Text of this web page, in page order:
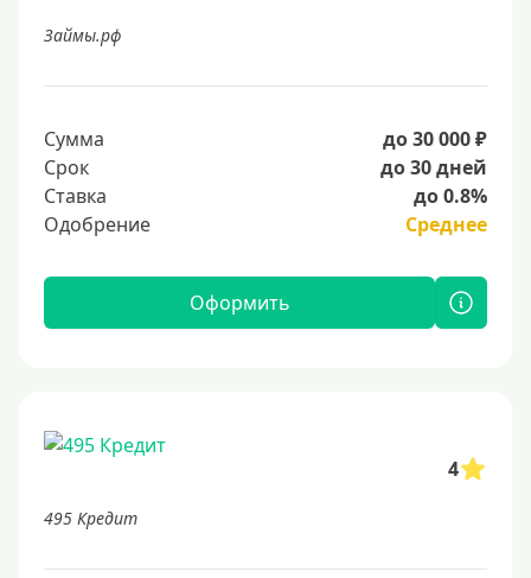
Займы.рф
Сумма
до 30 000 ₽
Срок
до 30 дней
Ставка
до 0.8%
Одобрение
Среднее
Оформить
4
495 Кредит